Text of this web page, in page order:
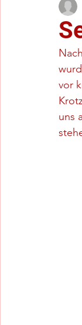
Regeln &
vor
uns